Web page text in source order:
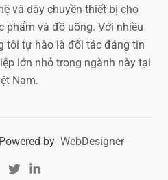
và dây chuyền thiết bị cho
phẩm và đồ uống. Với nhiều
tôi tự hào là đối tác đáng tin
lớn nhỏ trong ngành này tại
Nam.
by WebDesigner